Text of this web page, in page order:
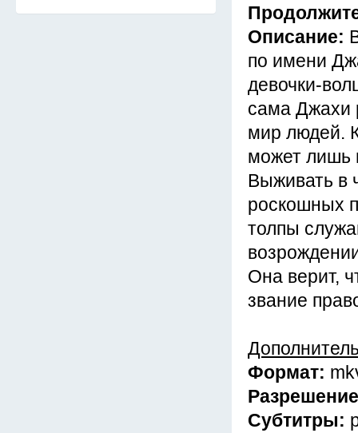
Описание:
по имени
девочки-
сама Джахи
мир людей.
может лишь
Выживать в
роскошных
толпы
Она верит,
звание
Формат:
Субтитры: